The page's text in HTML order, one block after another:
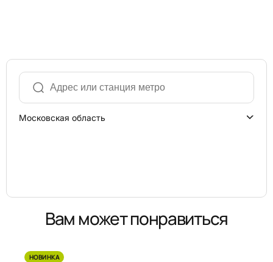
Московская область
Вам может понравиться
НОВИНКА